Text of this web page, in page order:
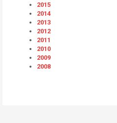
2015
2014
2013
2012
2011
2010
2009
2008